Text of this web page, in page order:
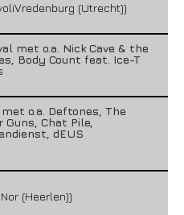
(Utrecht))
met o.a. Nick Cave & the
Body Count feat. Ice-T
o.a. Deftones, The
Chat Pile,
dEUS
(Heerlen))